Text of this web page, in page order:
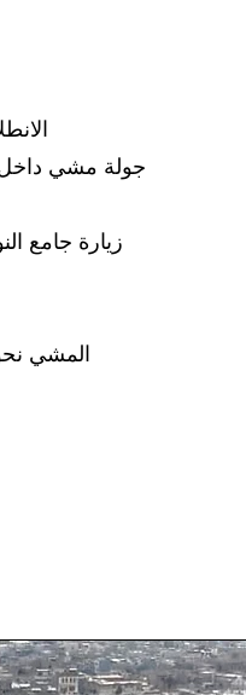
جولة مشي داخل
زيارة جامع
المشي